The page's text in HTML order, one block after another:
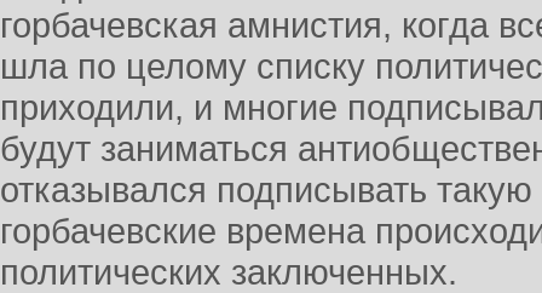
горбачевская амнистия, когда
шла по целому списку
приходили, и многие
будут заниматься
отказывался подписывать такую
горбачевские времена
политических заключенных.